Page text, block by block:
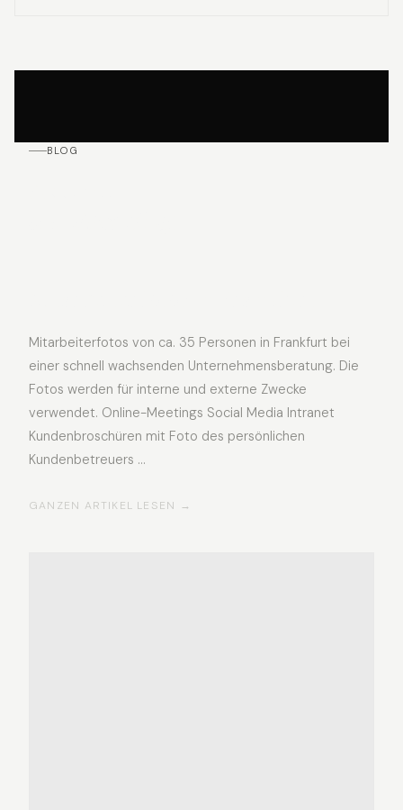
BLOG
Mitarbeiterfotos von ca. 35 Personen in Frankfurt bei
einer schnell wachsenden Unternehmensberatung. Die
Fotos werden für interne und externe Zwecke
verwendet. Online-Meetings Social Media Intranet
Kundenbroschüren mit Foto des persönlichen
Kundenbetreuers …
GANZEN ARTIKEL LESEN →